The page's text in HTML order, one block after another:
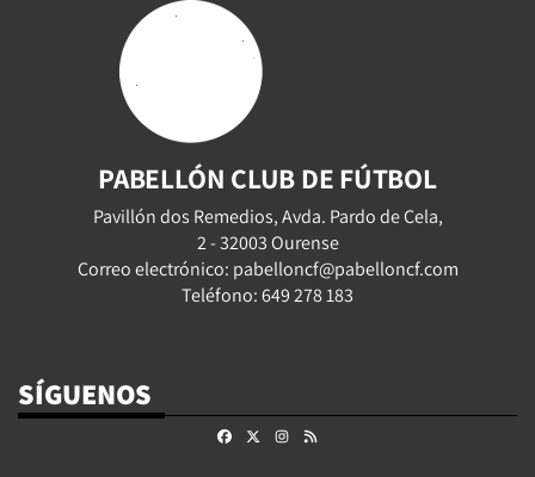
PABELLÓN CLUB DE FÚTBOL
Pavillón dos Remedios, Avda. Pardo de Cela,
2 - 32003 Ourense
Correo electrónico: pabelloncf@pabelloncf.com
Teléfono: 649 278 183
SÍGUENOS
FacebookInstagram